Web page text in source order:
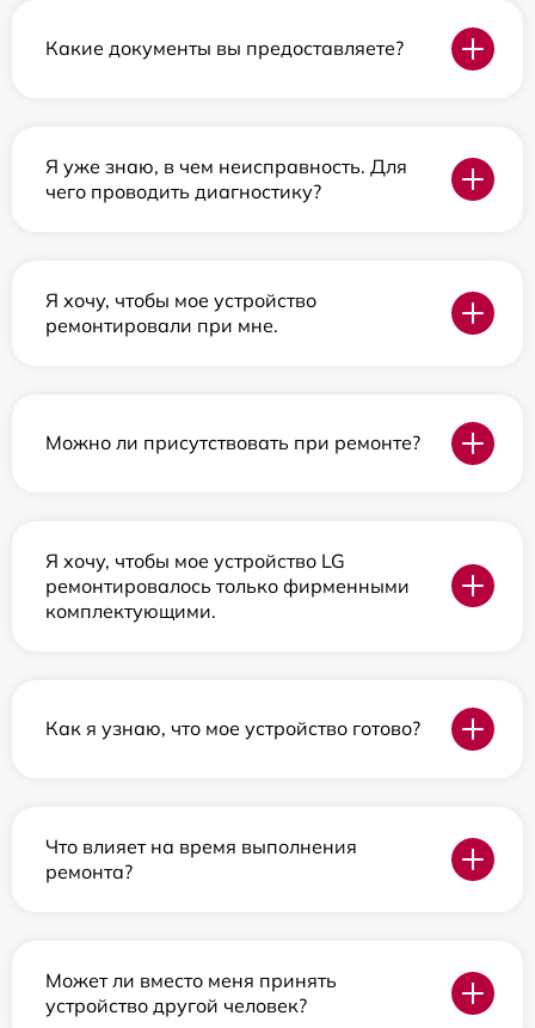
Какие документы вы предоставляете?
Я уже знаю, в чем неисправность. Для
чего проводить диагностику?
Я хочу, чтобы мое устройство
ремонтировали при мне.
Можно ли присутствовать при ремонте?
Я хочу, чтобы мое устройство LG
ремонтировалось только фирменными
комплектующими.
Как я узнаю, что мое устройство готово?
Что влияет на время выполнения
ремонта?
Может ли вместо меня принять
устройство другой человек?